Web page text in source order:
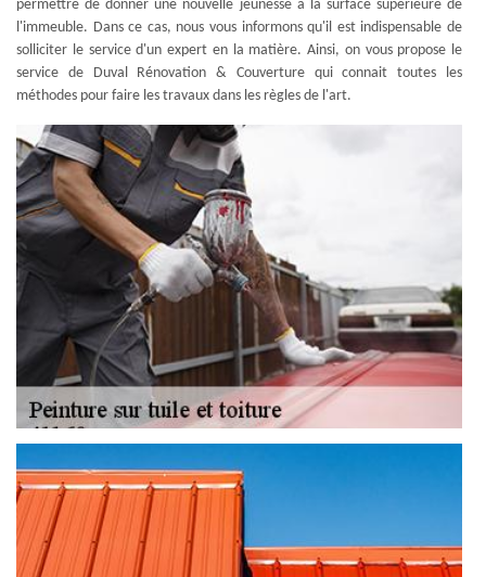
permettre de donner une nouvelle jeunesse à la surface supérieure de
l'immeuble. Dans ce cas, nous vous informons qu'il est indispensable de
solliciter le service d'un expert en la matière. Ainsi, on vous propose le
service de Duval Rénovation & Couverture qui connait toutes les
méthodes pour faire les travaux dans les règles de l'art.